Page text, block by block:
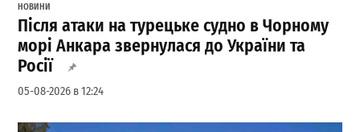
НОВИНИ
Після атаки на турецьке судно в Чорному
морі Анкара звернулася до України та
Росії
05-08-2026 в 12:24